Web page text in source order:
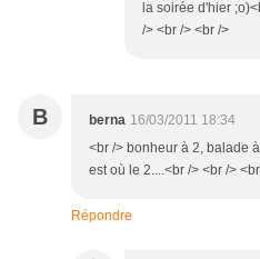
la soirée d'hier
/> <br /> <br />
B berna 16/03/2011 18:34
<br /> bonheur à 2, balade
est où le 2....<br /> <br />
Répondre